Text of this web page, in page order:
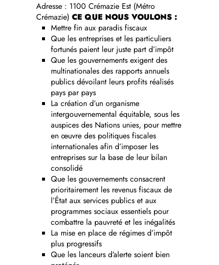
Adresse : 1100 Crémazie Est (Métro
Crémazie) CE QUE NOUS VOULONS :
Mettre fin aux paradis fiscaux
Que les entreprises et les particuliers
fortunés paient leur juste part d’impôt
Que les gouvernements exigent des
multinationales des rapports annuels
publics dévoilant leurs profits réalisés
pays par pays
La création d’un organisme
intergouvernemental équitable, sous les
auspices des Nations unies, pour mettre
en œuvre des politiques fiscales
internationales afin d’imposer les
entreprises sur la base de leur bilan
consolidé
Que les gouvernements consacrent
prioritairement les revenus fiscaux de
l’État aux services publics et aux
programmes sociaux essentiels pour
combattre la pauvreté et les inégalités
La mise en place de régimes d’impôt
plus progressifs
Que les lanceurs d’alerte soient bien